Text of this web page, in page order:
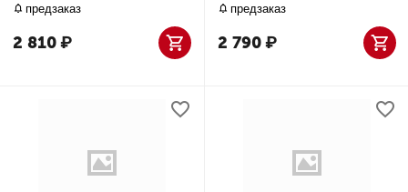
предзаказ
2 810₽
предзаказ
2 790₽